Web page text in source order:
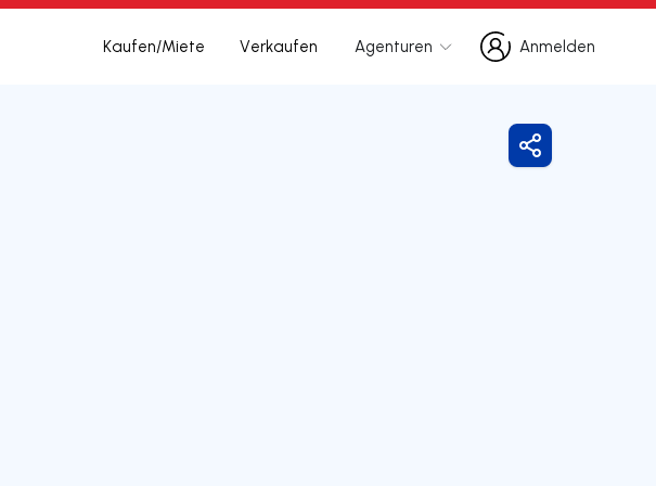
Kaufen/Miete Verkaufen Agenturen
Anmelden
Anmelden
Freigeben